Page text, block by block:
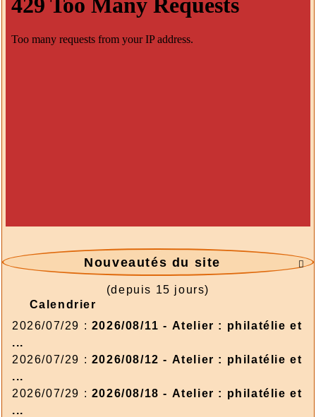

Nouveautés du site
(depuis 15 jours)
Calendrier
2026/07/29 : 2026/08/11 - Atelier : philatélie et
...
2026/07/29 : 2026/08/12 - Atelier : philatélie et
...
2026/07/29 : 2026/08/18 - Atelier : philatélie et
...